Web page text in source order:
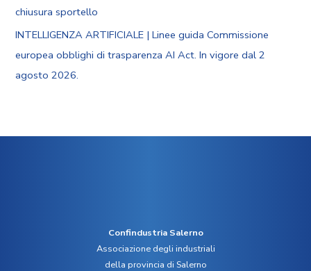
chiusura sportello
INTELLIGENZA ARTIFICIALE | Linee guida Commissione
europea obblighi di trasparenza AI Act. In vigore dal 2
agosto 2026.
Confindustria Salerno
Associazione degli industriali
della provincia di Salerno